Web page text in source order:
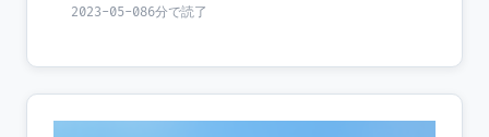
2023-05-086分で読了